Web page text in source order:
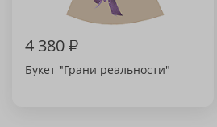
4 380₽
Букет "Грани реальности"